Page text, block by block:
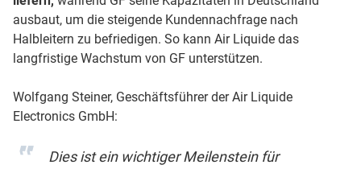
ausbaut, um die steigende Kundennachfrage nach
Halbleitern zu befriedigen. So kann Air Liquide das
langfristige Wachstum von GF unterstützen.
Wolfgang Steiner, Geschäftsführer der Air Liquide
Electronics GmbH:
Dies ist ein wichtiger Meilenstein für